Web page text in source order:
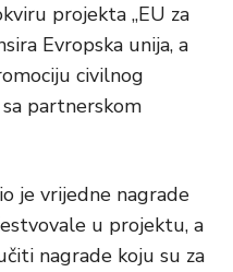
projekta „EU za
Evropska unija, a
civilnog
partnerskom
je vrijedne nagrade
u projektu, a
nagrade koju su za